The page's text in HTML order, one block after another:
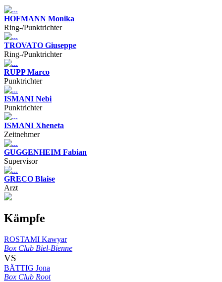
HOFMANN Monika
Ring-/Punktrichter
TROVATO Giuseppe
Ring-/Punktrichter
RUPP Marco
Punktrichter
ISMANI Nebi
Punktrichter
ISMANI Xheneta
Zeitnehmer
GUGGENHEIM Fabian
Supervisor
GRECO Blaise
Arzt
Kämpfe
ROSTAMI Kawyar
Box Club Biel-Bienne
VS
BÄTTIG Jona
Box Club Root